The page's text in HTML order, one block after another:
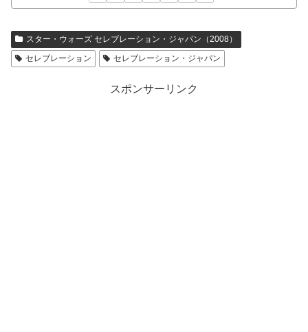
スター・ウォーズ セレブレーション・ジャパン（2008）
セレブレーション
セレブレーション・ジャパン
スポンサーリンク